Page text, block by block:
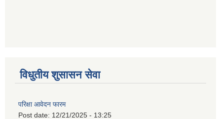
विधुतीय शुसासन सेवा
परिक्षा आवेदन फारम
Post date: 12/21/2025 - 13:25